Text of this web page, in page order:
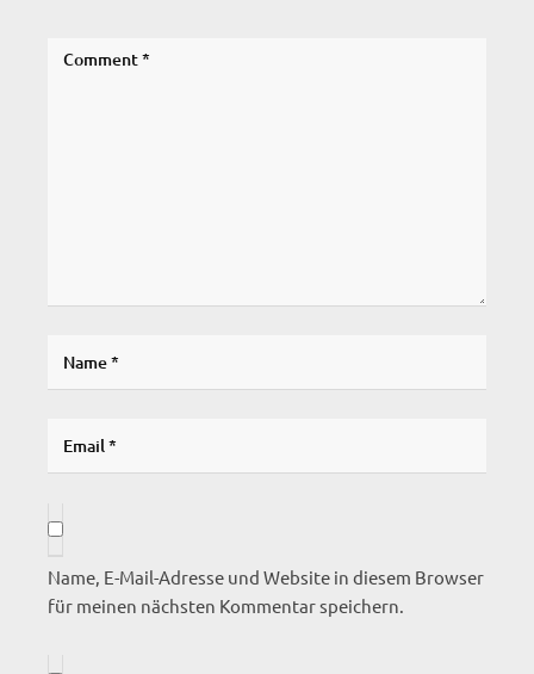
Name, E-Mail-Adresse und Website in diesem Browser
für meinen nächsten Kommentar speichern.